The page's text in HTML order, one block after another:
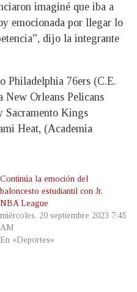
imaginé que iba a
emocionada por llegar lo
dijo la integrante
Philadelphia 76ers (C.E.
New Orleans Pelicans
Sacramento Kings
Heat, (Academia
Continúa la emoción del
baloncesto estudiantil con Jr.
NBA League
miércoles, 20 septiembre 2023 7:45
AM
En «Deportes»